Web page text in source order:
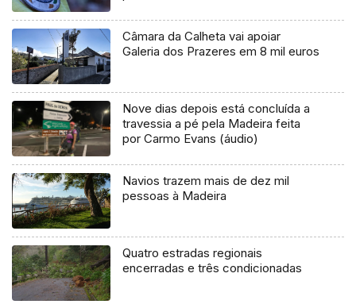
Câmara da Calheta vai apoiar
Galeria dos Prazeres em 8 mil euros
Nove dias depois está concluída a
travessia a pé pela Madeira feita
por Carmo Evans (áudio)
Navios trazem mais de dez mil
pessoas à Madeira
Quatro estradas regionais
encerradas e três condicionadas